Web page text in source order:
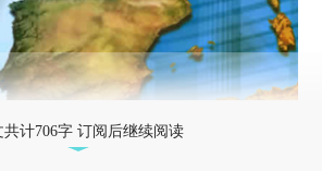
共计706字 订阅后继续阅读